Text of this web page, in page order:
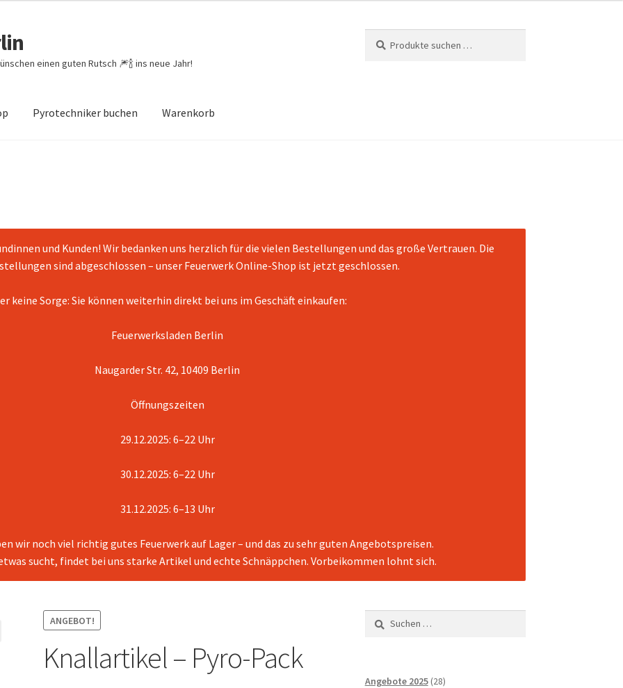
einen guten Rutsch 🎆🍾 ins neue Jahr!
nach:
Pyrotechniker buchen Warenkorb
und Kunden! Wir bedanken uns herzlich für die vielen Bestellungen und das große Vertrauen. Die
sind abgeschlossen – unser Feuerwerk Online-Shop ist jetzt geschlossen.
keine Sorge: Sie können weiterhin direkt bei uns im Geschäft einkaufen:
Feuerwerksladen Berlin
Naugarder Str. 42, 10409 Berlin
Öffnungszeiten
29.12.2025: 6–22 Uhr
30.12.2025: 6–22 Uhr
31.12.2025: 6–13 Uhr
wir noch viel richtig gutes Feuerwerk auf Lager – und das zu sehr guten Angebotspreisen.
sucht, findet bei uns starke Artikel und echte Schnäppchen. Vorbeikommen lohnt sich.
ANGEBOT!
Knallartikel – Pyro-Pack
Suchen
nach:
Angebote 2025 2828